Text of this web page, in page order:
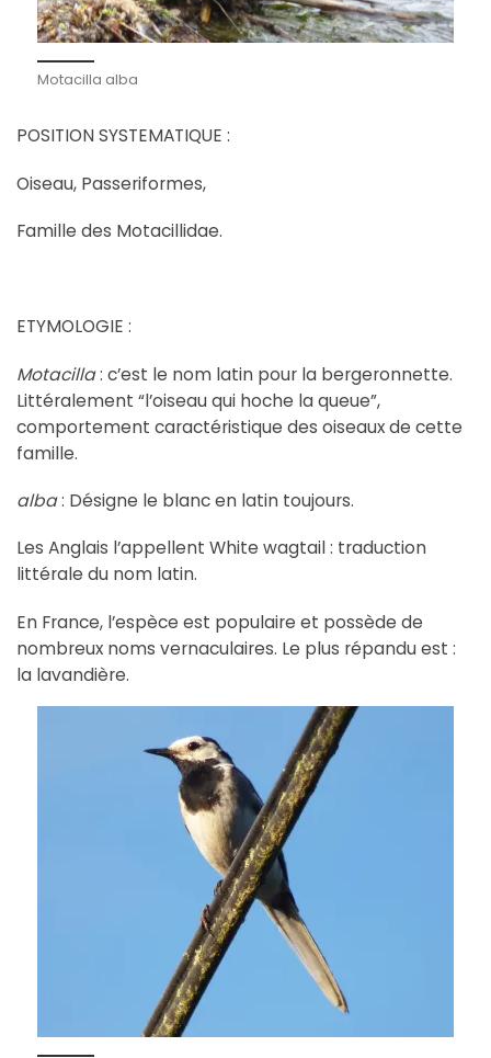
Motacilla alba
POSITION SYSTEMATIQUE :
Oiseau, Passeriformes,
Famille des Motacillidae.
ETYMOLOGIE :
Motacilla: c’est le nom latin pour la bergeronnette.
Littéralement “l’oiseau qui hoche la queue”,
comportement caractéristique des oiseaux de cette
famille.
alba: Désigne le blanc en latin toujours.
Les Anglais l’appellent White wagtail : traduction
littérale du nom latin.
En France, l’espèce est populaire et possède de
nombreux noms vernaculaires. Le plus répandu est :
la lavandière.